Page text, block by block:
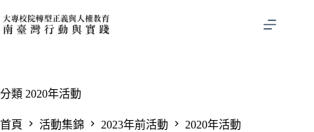
至
容
分類 2020年活動
首頁 活動集錦 2023年前活動 2020年活動